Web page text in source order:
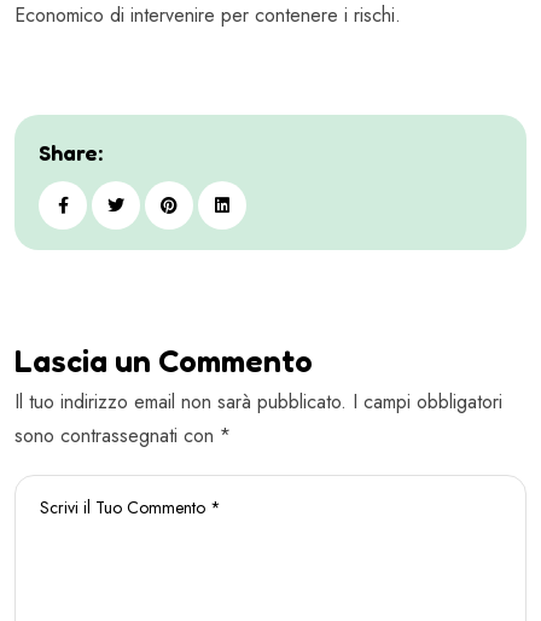
Economico di intervenire per contenere i rischi.
Share:
Lascia un Commento
Il tuo indirizzo email non sarà pubblicato. I campi obbligatori
sono contrassegnati con *